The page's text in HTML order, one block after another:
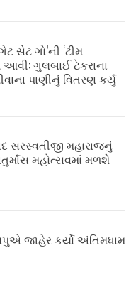
સેટ ગો’ની ‘ટીમ
આવી: ગુલબાઈ ટેકરાના
પાણીનું વિતરણ કર્યું
સરસ્વતીજી મહારાજનું
મહોત્સવમાં મળશે
જાહેર કર્યો અંતિમધામ